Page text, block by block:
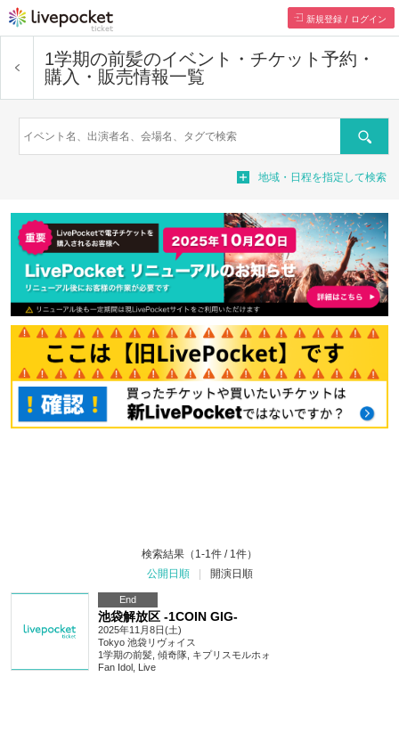
新規登録 / ログイン
1学期の前髪のイベント・チケット予約・
購入・販売情報一覧
Search
地域・日程を指定して検索
検索結果（1-1件 / 1件）
公開日順
開演日順
End
池袋解放区 -1COIN GIG-
2025年11月8日(土)
Tokyo 池袋リヴォイス
1学期の前髪, 傾奇隊, キプリスモルホォ
Fan Idol Live